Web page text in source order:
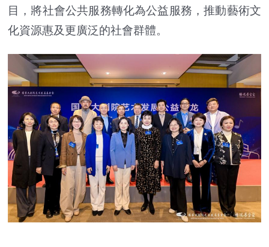
目，將社會公共服務轉化為公益服務，推動藝術文
化資源惠及更廣泛的社會群體。